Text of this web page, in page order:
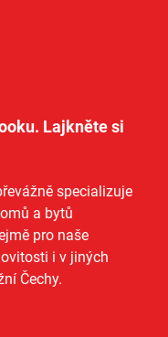
Lajkněte si
specializuje
a bytů
pro naše
i v jiných
Čechy.